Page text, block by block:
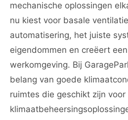
mechanische oplossingen
nu kiest voor basale
automatisering, het juiste
eigendommen en creëert
werkomgeving. Bij
belang van goede
ruimtes die geschikt zijn voor